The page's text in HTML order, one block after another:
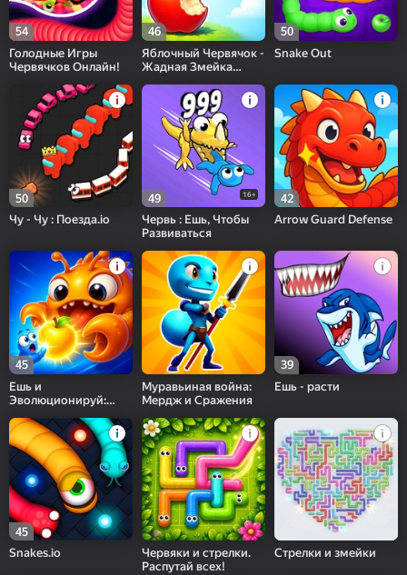
54
Голодные Игры
Червячков Онлайн!
46
Яблочный Червячок -
Жадная Змейка
50
Snake Out
50
Чу - Чу : Поезда.io
49 16+
Червь : Ешь, Чтобы
Развиваться
42
Arrow Guard Defense
45
Ешь и
Эволюционируй:
Муравьиная война:
Мердж и Сражения
39
Ешь - расти
45
Snakes.io
Червяки и стрелки.
Распутай всех!
Стрелки и змейки